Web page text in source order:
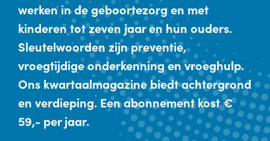
werken in de geboortezorg en met
kinderen tot zeven jaar en hun ouders.
Sleutelwoorden zijn preventie,
vroegtijdige onderkenning en vroeghulp.
Ons kwartaalmagazine biedt achtergrond
en verdieping. Een abonnement kost €
59,- per jaar.